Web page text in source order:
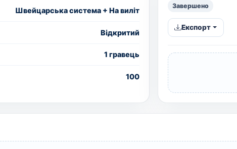
Швейцарська система + На виліт
Вiдкритий
1 гравець
100
Завершено
Експорт